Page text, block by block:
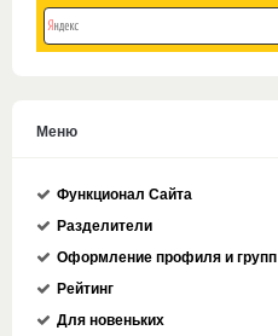
Меню
Функционал Сайта
Разделители
Оформление профиля и групп
Рейтинг
Для новеньких